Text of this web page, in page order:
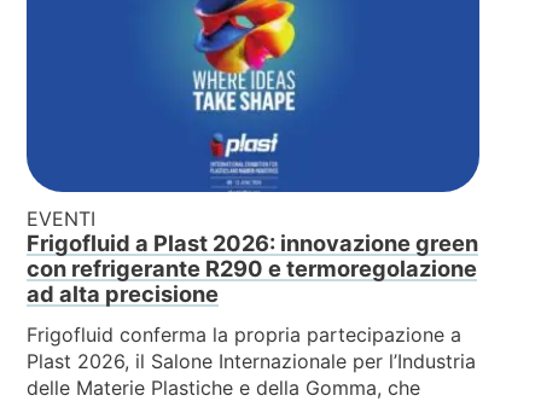
EVENTI
Frigofluid a Plast 2026: innovazione green
con refrigerante R290 e termoregolazione
ad alta precisione
Frigofluid conferma la propria partecipazione a
Plast 2026, il Salone Internazionale per l’Industria
delle Materie Plastiche e della Gomma, che